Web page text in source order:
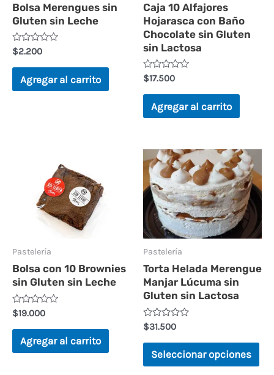
Bolsa Merengues sin
Gluten sin Leche
Valorado
en
0
$2.200
Agregar al carrito
Caja 10 Alfajores
Hojarasca con Baño
Chocolate sin Gluten
sin Lactosa
Valorado
en
0
$17.500
Agregar al carrito
Pastelería
Bolsa con 10 Brownies
sin Gluten sin Leche
Valorado
en
0
$19.000
Agregar al carrito
Pastelería
Torta Helada Merengue
Manjar Lúcuma sin
Gluten sin Lactosa
Valorado
en
0
de
$31.500
Seleccionar opciones
en
la